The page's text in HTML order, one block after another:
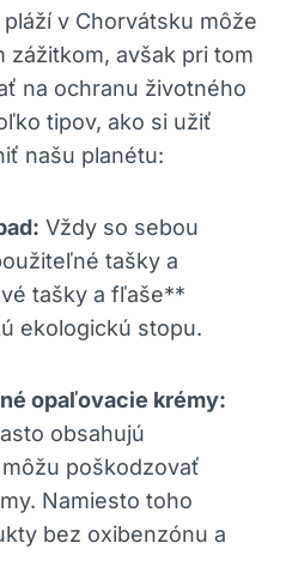
v Chorvátsku môže
avšak pri tom
na ochranu životného
tipov, ako si užiť
našu planétu:
Vždy so sebou
tašky a
tašky a fľaše**
ekologickú stopu.
opaľovacie krémy:
obsahujú
poškodzovať
Namiesto toho
bez oxibenzónu a